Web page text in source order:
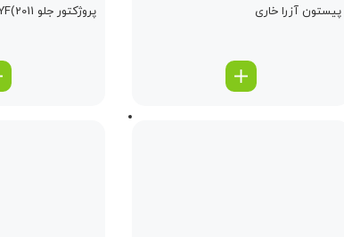
پیستون آزرا خاری پروژکتور جلو YF(2011)